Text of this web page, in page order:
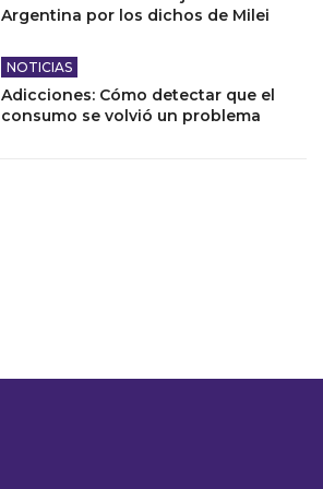
Argentina por los dichos de Milei
NOTICIAS
Adicciones: Cómo detectar que el
consumo se volvió un problema